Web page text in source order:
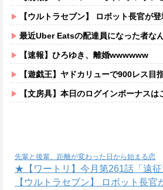
【ウルトラセブン】 ロボット長官が
最近Uber Eatsの配達員になった者な
【速報】ひろゆき、離婚wwwwww
【遊戯王】ヤドカリューで900レス目
【文房具】本日のログインボーナスは
先輩と後輩、距離が変わった日から始まる恋
★【ワートリ】今月第261話「遠
【ウルトラセブン】 ロボット長